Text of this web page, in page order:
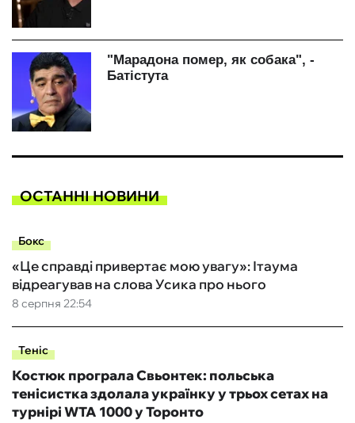
ОСТАННІ НОВИНИ
Бокс
8 серпня 22:54
«Це справді привертає мою увагу»: Ітаума
відреагував на слова Усика про нього
Теніс
Костюк програла Свьонтек: польська
тенісистка здолала українку у трьох сетах на
турнірі WTA 1000 у Торонто